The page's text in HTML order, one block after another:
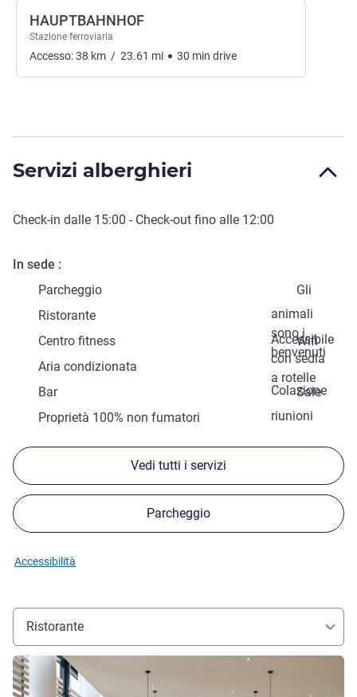
HAUPTBAHNHOF
Stazione ferroviaria
Accesso:38 km / 23.61 mi 30 min drive
Servizi alberghieri
Check-in dalle 15:00 - Check-out fino alle 12:00
In sede
Parcheggio
Gli
animali
sono i
benvenuti
Ristorante
Accessibile
con sedia
a rotelle
Centro fitness
Wifi
Aria condizionata
Colazione
Bar
Sale
riunioni
Proprietà 100% non fumatori
Vedi tutti i servizi
Parcheggio
Accessibilità
Ristorante
Visualizza dettagli